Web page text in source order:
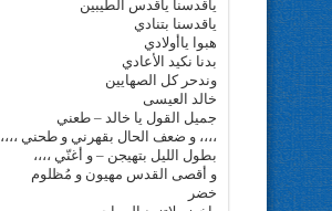
ياقدسنا ياقدس الطيبين
ياقدسنا بتنادي
هبوا ياأولادي
بدنا نكيد الأعادي
وندحر كل الصهايين
خالد العيسى
جميل القول يا خالد – طعني
،،،، و ضعف الحال بقهرني و طحني ،،،،
بطول الليل بتهيجن – و أغنّي ،،،،
و أقصى القدس مهيون و مُظلوم
خضر